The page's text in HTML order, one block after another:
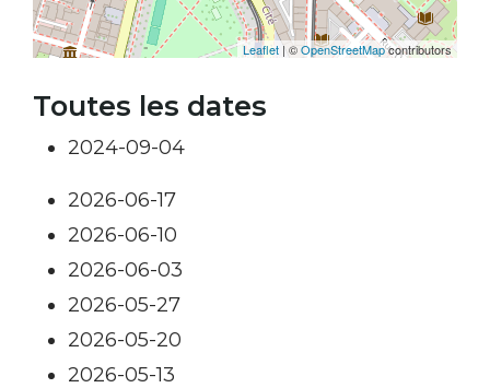
Leaflet| ©OpenStreetMapcontributors
Toutes les dates
2024-09-04
2026-06-17
2026-06-10
2026-06-03
2026-05-27
2026-05-20
2026-05-13